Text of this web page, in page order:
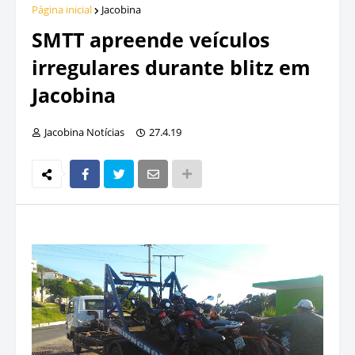
Página inicial Jacobina
SMTT apreende veículos
irregulares durante blitz em
Jacobina
Jacobina Notícias 27.4.19